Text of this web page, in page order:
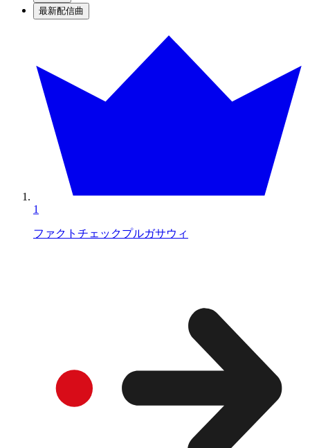
最新配信曲
1
ファクトチェックプルガサウィ